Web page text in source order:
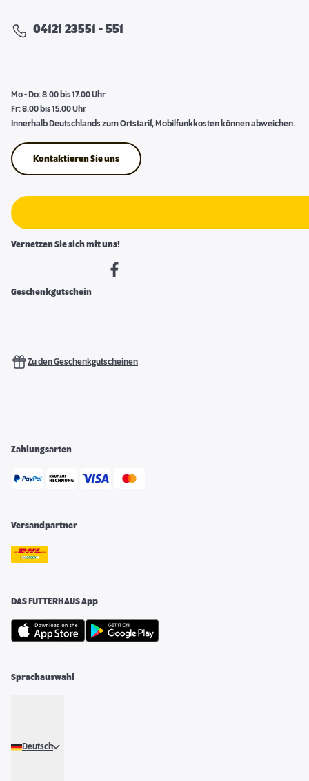
04121 23551 - 551
Mo - Do: 8.00 bis 17.00 Uhr
Fr: 8.00 bis 15.00 Uhr
Innerhalb Deutschlands zum Ortstarif, Mobilfunkkosten können abweichen.
Kontaktieren Sie uns
Vernetzen Sie sich mit uns!
Geschenkgutschein
Zu den Geschenkgutscheinen
Zahlungsarten
Versandpartner
DAS FUTTERHAUS App
Sprachauswahl
Deutsch